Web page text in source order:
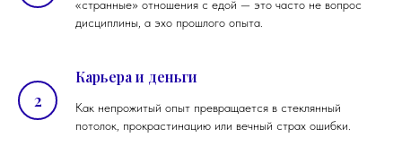
«странные» отношения с едой — это часто не вопрос
дисциплины, а эхо прошлого опыта.
Карьера и деньги
Как непрожитый опыт превращается в стеклянный
потолок, прокрастинацию или вечный страх ошибки.